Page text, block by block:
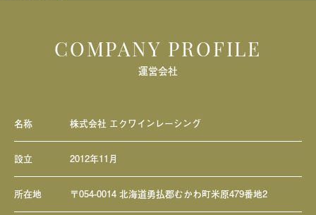
COMPANY PROFILE
運営会社
名称 株式会社 エクワインレーシング
設立 2012年11月
所在地 〒054-0014 北海道勇払郡むかわ町米原479番地2